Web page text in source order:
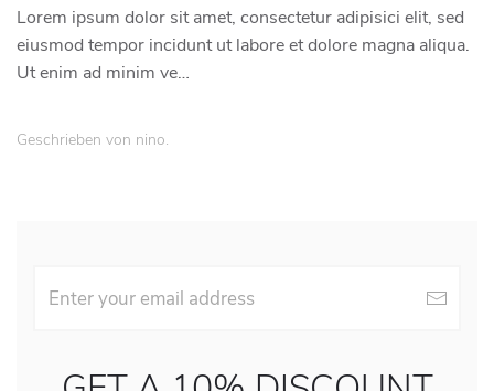
Lorem ipsum dolor sit amet, consectetur adipisici elit, sed
eiusmod tempor incidunt ut labore et dolore magna aliqua.
Ut enim ad minim ve…
Geschrieben von nino.